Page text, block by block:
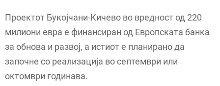
Проектот Букојчани-Кичево во вредност од 220
милиони евра е финансиран од Европската банка
за обнова и развој, а истиот е планирано да
започне со реализација во септември или
октомври годинава.